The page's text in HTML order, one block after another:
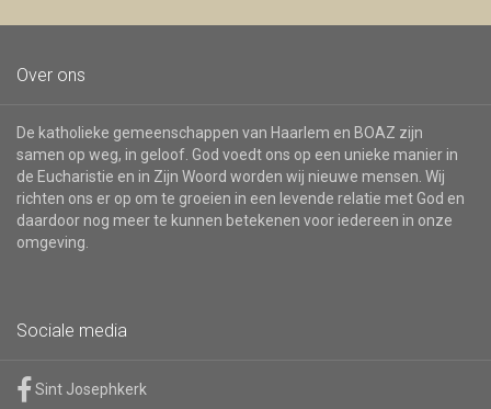
Over ons
De katholieke gemeenschappen van Haarlem en BOAZ zijn
samen op weg, in geloof. God voedt ons op een unieke manier in
de Eucharistie en in Zijn Woord worden wij nieuwe mensen. Wij
richten ons er op om te groeien in een levende relatie met God en
daardoor nog meer te kunnen betekenen voor iedereen in onze
omgeving.
Sociale media
Sint Josephkerk